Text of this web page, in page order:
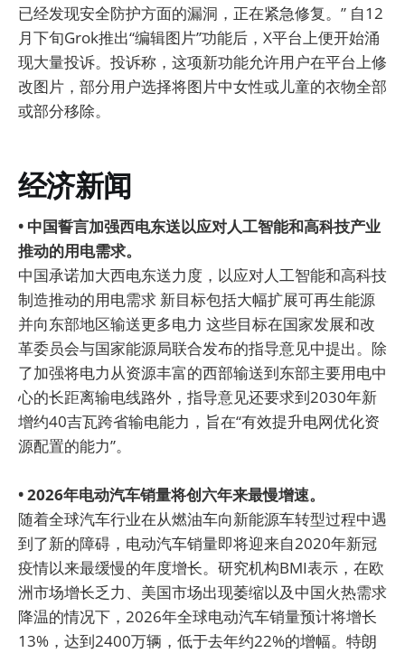
已经发现安全防护方面的漏洞，正在紧急修复。” 自12
月下旬Grok推出“编辑图片”功能后，X平台上便开始涌
现大量投诉。投诉称，这项新功能允许用户在平台上修
改图片，部分用户选择将图片中女性或儿童的衣物全部
或部分移除。
经济新闻
• 中国誓言加强西电东送以应对人工智能和高科技产业
推动的用电需求。
中国承诺加大西电东送力度，以应对人工智能和高科技
制造推动的用电需求 新目标包括大幅扩展可再生能源
并向东部地区输送更多电力 这些目标在国家发展和改
革委员会与国家能源局联合发布的指导意见中提出。除
了加强将电力从资源丰富的西部输送到东部主要用电中
心的长距离输电线路外，指导意见还要求到2030年新
增约40吉瓦跨省输电能力，旨在“有效提升电网优化资
源配置的能力”。
• 2026年电动汽车销量将创六年来最慢增速。
随着全球汽车行业在从燃油车向新能源车转型过程中遇
到了新的障碍，电动汽车销量即将迎来自2020年新冠
疫情以来最缓慢的年度增长。研究机构BMI表示，在欧
洲市场增长乏力、美国市场出现萎缩以及中国火热需求
降温的情况下，2026年全球电动汽车销量预计将增长
13%，达到2400万辆，低于去年约22%的增幅。特朗